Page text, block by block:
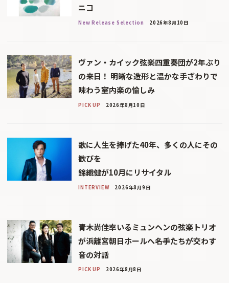
ニコ
New Release Selection 2026年8月10日
ヴァン・カイック弦楽四重奏団が2年ぶり
の来日！ 明晰な造形と温かな手ざわりで
味わう室内楽の愉しみ
PICK UP 2026年8月10日
歌に人生を捧げた40年、多くの人にその
歓びを
錦織健が10月にリサイタル
INTERVIEW 2026年8月9日
青木尚佳率いるミュンヘンの弦楽トリオ
が浜離宮朝日ホールへ――名手たちが交わす
音の対話
PICK UP 2026年8月8日